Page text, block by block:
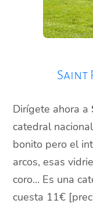
Saint
Dirígete ahora a
catedral
bonito pero el
arcos, esas
coro… Es una
cuesta 11€